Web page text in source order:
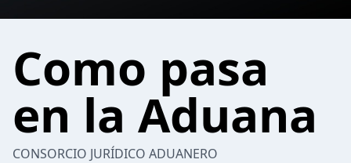
Como pasa
en la Aduana
CONSORCIO JURÍDICO ADUANERO